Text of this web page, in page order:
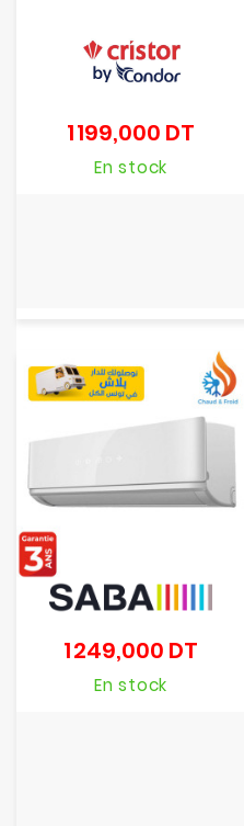
1 199,000 DT
En stock
1 249,000 DT
En stock